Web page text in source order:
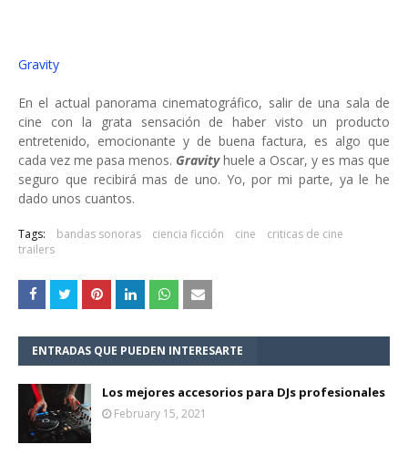
Gravity
En el actual panorama cinematográfico, salir de una sala de
cine con la grata sensación de haber visto un producto
entretenido, emocionante y de buena factura, es algo que
cada vez me pasa menos. Gravityhuele a Oscar, y es mas que
seguro que recibirá mas de uno. Yo, por mi parte, ya le he
dado unos cuantos.
Tags: bandas sonoras ciencia ficción cine
criticas de cine
trailers
ENTRADAS QUE PUEDEN INTERESARTE
Los mejores accesorios para DJs profesionales
February 15, 2021